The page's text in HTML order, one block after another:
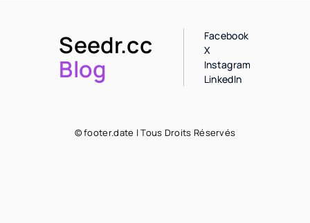
Seedr.cc
Blog
Facebook
X
Instagram
LinkedIn
© footer.date | Tous Droits Réservés